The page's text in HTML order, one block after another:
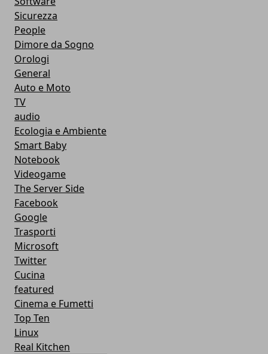
Sicurezza
People
Dimore da Sogno
Orologi
General
Auto e Moto
TV
audio
Ecologia e Ambiente
Smart Baby
Notebook
Videogame
The Server Side
Facebook
Google
Trasporti
Microsoft
Twitter
Cucina
featured
Cinema e Fumetti
Top Ten
Linux
Real Kitchen